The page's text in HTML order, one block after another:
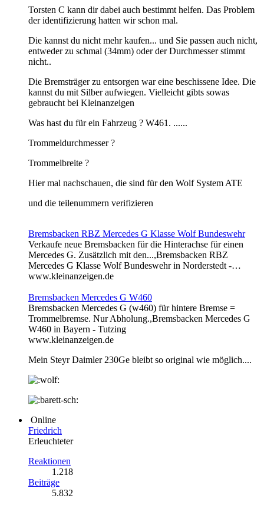
Torsten C kann dir dabei auch bestimmt helfen. Das Problem
der identifizierung hatten wir schon mal.
Die kannst du nicht mehr kaufen... und Sie passen auch nicht,
entweder zu schmal (34mm) oder der Durchmesser stimmt
nicht..
Die Bremsträger zu entsorgen war eine beschissene Idee. Die
kannst du mit Silber aufwiegen. Vielleicht gibts sowas
gebraucht bei Kleinanzeigen
Was hast du für ein Fahrzeug ? W461. ......
Trommeldurchmesser ?
Trommelbreite ?
Hier mal nachschauen, die sind für den Wolf System ATE
und die teilenummern verifizieren
Bremsbacken RBZ Mercedes G Klasse Wolf Bundeswehr
Verkaufe neue Bremsbacken für die Hinterachse für einen
Mercedes G. Zusätzlich mit den...,Bremsbacken RBZ
Mercedes G Klasse Wolf Bundeswehr in Norderstedt -…
www.kleinanzeigen.de
Bremsbacken Mercedes G W460
Bremsbacken Mercedes G (w460) für hintere Bremse =
Trommelbremse. Nur Abholung.,Bremsbacken Mercedes G
W460 in Bayern - Tutzing
www.kleinanzeigen.de
Mein Steyr Daimler 230Ge bleibt so original wie möglich....
Online
Friedrich
Erleuchteter
Reaktionen
1.218
Beiträge
5.832